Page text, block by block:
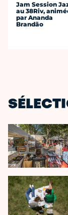
Jam Session
au 38Riv,
par Ananda
Brandão